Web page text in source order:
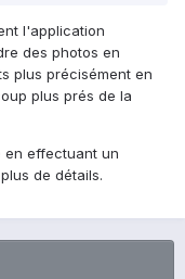
l'application
des photos en
plus précisément en
plus prés de la
en effectuant un
de détails.